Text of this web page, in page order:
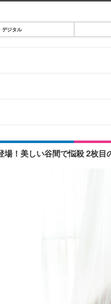
デジタル
！美しい谷間で悩殺 2枚目